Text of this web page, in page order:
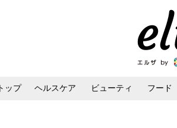
トップ ヘルスケア ビューティ フード